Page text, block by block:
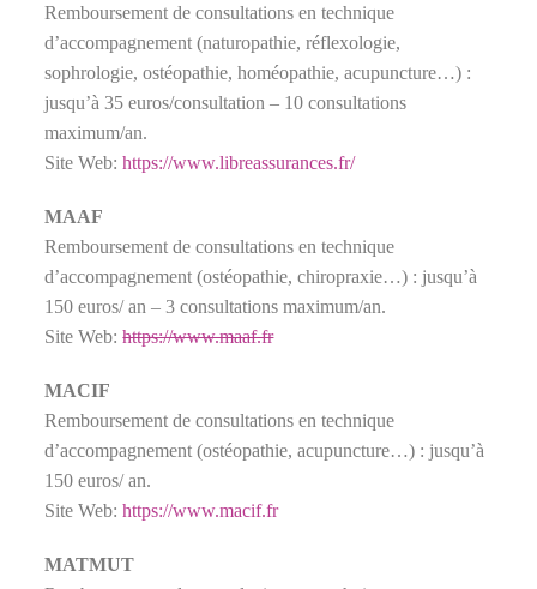
Remboursement de consultations en technique
d’accompagnement (naturopathie, réflexologie,
sophrologie, ostéopathie, homéopathie, acupuncture…) :
jusqu’à 35 euros/consultation – 10 consultations
maximum/an.
Site Web:https://www.libreassurances.fr/
MAAF
Remboursement de consultations en technique
d’accompagnement (ostéopathie, chiropraxie…) : jusqu’à
150 euros/ an – 3 consultations maximum/an.
Site Web:https://www.maaf.fr
MACIF
Remboursement de consultations en technique
d’accompagnement (ostéopathie, acupuncture…) : jusqu’à
150 euros/ an.
Site Web:https://www.macif.fr
MATMUT